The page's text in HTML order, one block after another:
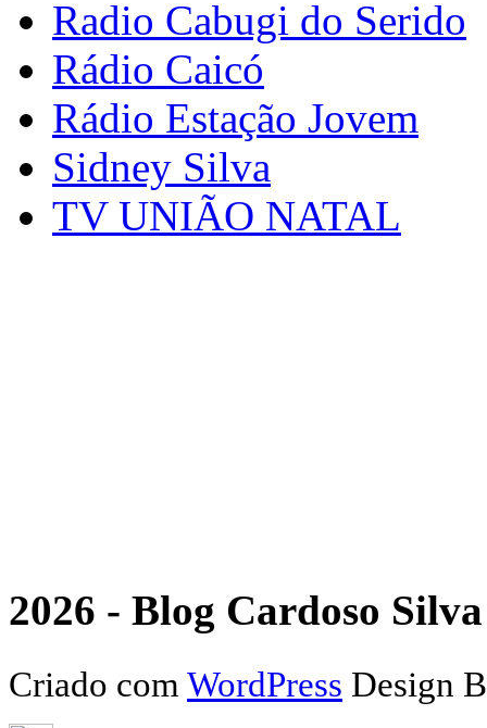
Radio Cabugi do Serido
Rádio Caicó
Rádio Estação Jovem
Sidney Silva
TV UNIÃO NATAL
2026 - Blog Cardoso
Criado com WordPress Design